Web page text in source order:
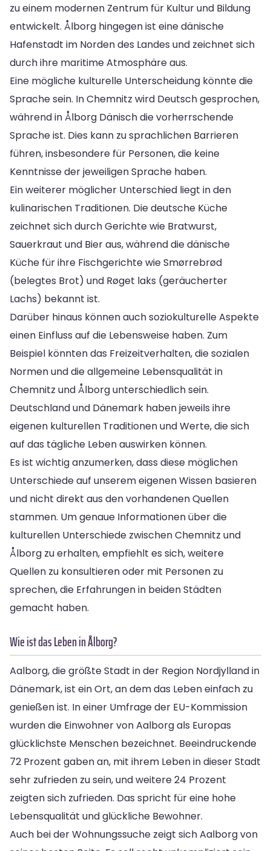
zu einem modernen Zentrum für Kultur und Bildung
entwickelt. Ålborg hingegen ist eine dänische
Hafenstadt im Norden des Landes und zeichnet sich
durch ihre maritime Atmosphäre aus.
Eine mögliche kulturelle Unterscheidung könnte die
Sprache sein. In Chemnitz wird Deutsch gesprochen,
während in Ålborg Dänisch die vorherrschende
Sprache ist. Dies kann zu sprachlichen Barrieren
führen, insbesondere für Personen, die keine
Kenntnisse der jeweiligen Sprache haben.
Ein weiterer möglicher Unterschied liegt in den
kulinarischen Traditionen. Die deutsche Küche
zeichnet sich durch Gerichte wie Bratwurst,
Sauerkraut und Bier aus, während die dänische
Küche für ihre Fischgerichte wie Smørrebrød
(belegtes Brot) und Røget laks (geräucherter
Lachs) bekannt ist.
Darüber hinaus können auch soziokulturelle Aspekte
einen Einfluss auf die Lebensweise haben. Zum
Beispiel könnten das Freizeitverhalten, die sozialen
Normen und die allgemeine Lebensqualität in
Chemnitz und Ålborg unterschiedlich sein.
Deutschland und Dänemark haben jeweils ihre
eigenen kulturellen Traditionen und Werte, die sich
auf das tägliche Leben auswirken können.
Es ist wichtig anzumerken, dass diese möglichen
Unterschiede auf unserem eigenen Wissen basieren
und nicht direkt aus den vorhandenen Quellen
stammen. Um genaue Informationen über die
kulturellen Unterschiede zwischen Chemnitz und
Ålborg zu erhalten, empfiehlt es sich, weitere
Quellen zu konsultieren oder mit Personen zu
sprechen, die Erfahrungen in beiden Städten
gemacht haben.
Wie ist das Leben in Ålborg?
Aalborg, die größte Stadt in der Region Nordjylland in
Dänemark, ist ein Ort, an dem das Leben einfach zu
genießen ist. In einer Umfrage der EU-Kommission
wurden die Einwohner von Aalborg als Europas
glücklichste Menschen bezeichnet. Beeindruckende
72 Prozent gaben an, mit ihrem Leben in dieser Stadt
sehr zufrieden zu sein, und weitere 24 Prozent
zeigten sich zufrieden. Das spricht für eine hohe
Lebensqualität und glückliche Bewohner.
Auch bei der Wohnungssuche zeigt sich Aalborg von